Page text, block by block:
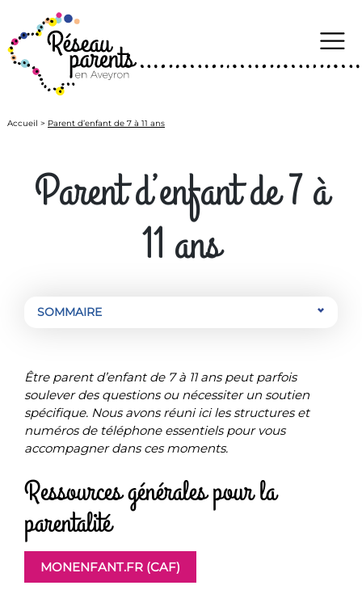
content
Accueil > Parent d’enfant de 7 à 11 ans
Parent d’enfant de 7 à
11 ans
SOMMAIRE
Être parent d’enfant de 7 à 11 ans peut parfois
soulever des questions ou nécessiter un soutien
spécifique. Nous avons réuni ici les structures et
numéros de téléphone essentiels pour vous
accompagner dans ces moments.
Ressources générales pour la
parentalité
MONENFANT.FR (CAF)